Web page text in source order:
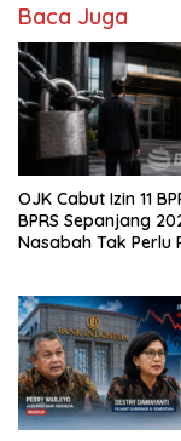
Baca Juga
OJK Cabut Izin 11
BPRS Sepanjang
Nasabah Tak Perlu